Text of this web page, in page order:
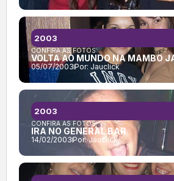
CONFIRA AS FOTOS:
VOLTA AO MUNDO NA MAMBO
05/07/2003Por: Jauclick
2003
CONFIRA AS FOTOS:
IRA NO GENERAL BAR
14/02/2003Por:Jauclick
2003